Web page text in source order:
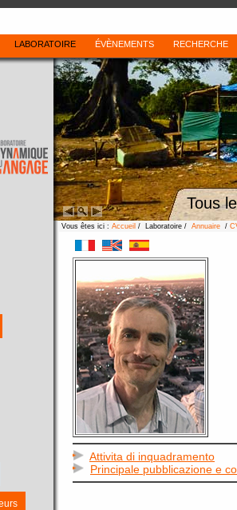
LABORATOIRE ÉVÈNEMENTS RECHERCHE
Tous
Vous êtes ici : Accueil / Laboratoire / Annuaire /
Attivita di inquadramento
Principale pubblicazione e